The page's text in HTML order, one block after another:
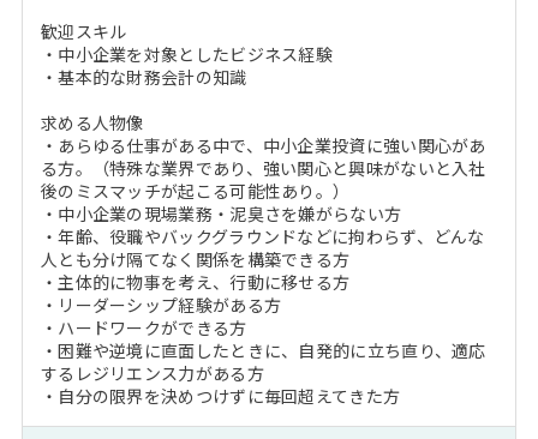
歓迎スキル
・中小企業を対象としたビジネス経験
・基本的な財務会計の知識
求める人物像
・あらゆる仕事がある中で、中小企業投資に強い関心があ
る方。（特殊な業界であり、強い関心と興味がないと入社
後のミスマッチが起こる可能性あり。）
・中小企業の現場業務・泥臭さを嫌がらない方
・年齢、役職やバックグラウンドなどに拘わらず、どんな
人とも分け隔てなく関係を構築できる方
・主体的に物事を考え、行動に移せる方
・リーダーシップ経験がある方
・ハードワークができる方
・困難や逆境に直面したときに、自発的に立ち直り、適応
するレジリエンス力がある方
・自分の限界を決めつけずに毎回超えてきた方